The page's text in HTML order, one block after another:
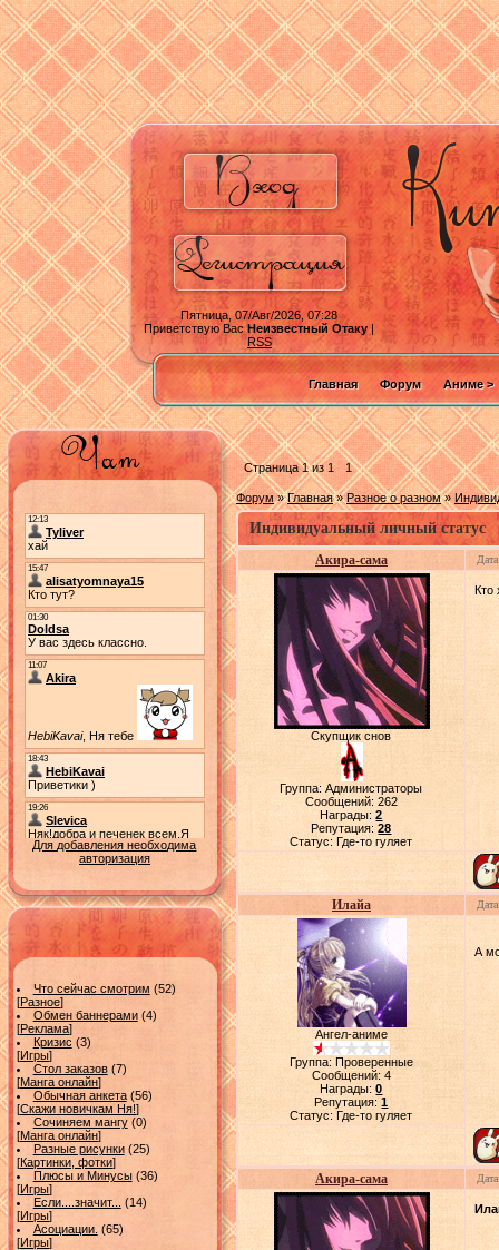
Пятница, 07/Авг/2026, 07:28
Приветствую ВасНеизвестный Отаку|
RSS
Главная Форум Аниме >
Для добавления необходима
авторизация
Что сейчас смотрим (52)
[Разное]
Обмен баннерами (4)
[Реклама]
Кризис (3)
[Игры]
Стол заказов (7)
[Манга онлайн]
Обычная анкета (56)
[Скажи новичкам Ня!]
Сочиняем мангу (0)
[Манга онлайн]
Разные рисунки (25)
[Картинки, фотки]
Плюсы и Минусы (36)
[Игры]
Если....значит...
(14)
[Игры]
Асоциации. (65)
[Игры]
Страница1из1 1
Форум » Главная » Разное о разном »
Индивидуальный личный статус
Акира-сама
Скупщик снов
Группа: Администраторы
Сообщений: 262
Награды:2
Репутация:28
Статус:Где-то гуляет
Кто
Илайа
Ангел-аниме
Группа: Проверенные
Сообщений: 4
Награды:0
Репутация:1
Статус:Где-то гуляет
А
Акира-сама